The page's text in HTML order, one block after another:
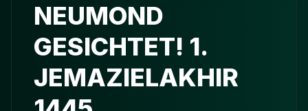
NEUMOND
GESICHTET! 1.
JEMAZIELAKHIR